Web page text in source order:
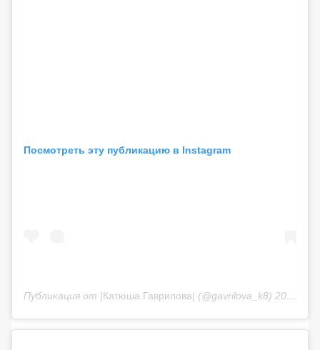
Посмотреть эту публикацию в Instagram
Публикация от |Катюша Гаврилова| (@gavrilova_k8) 20 Май 2020 в 8:52 PDT